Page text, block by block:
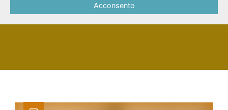
PERSONA
Acconsento